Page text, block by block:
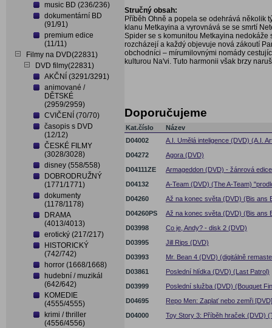
music BD (236/236)
dokumentární BD
(91/91)
premium edice
(11/11)
Filmy na DVD(22831)
DVD filmy(22831)
AKČNÍ (3291/3291)
animované /
DĚTSKÉ
(2959/2959)
CVIČENÍ (70/70)
časopis s DVD
(12/12)
ČESKÉ FILMY
(3028/3028)
disney (558/558)
DOBRODRUŽNÝ
(1771/1771)
dokumenty
(1178/1178)
DRAMA
(4013/4013)
erotický (217/217)
HISTORICKÝ
(742/742)
horror (1668/1668)
hudební / muzikál
(642/642)
KOMEDIE
(4555/4555)
krimi / thriller
(4556/4556)
Stručný obsah:
Příběh Ohně a popela se odehrává několik
klanu Metkayina a vyrovnává se se smrtí
Spider se s komunitou Metkayina
rozcházejí a každý objevuje nová zákoutí
obchodníci – mírumilovnými nomády
kulturou Na'vi. Tuto harmonii však brzy
Doporučujeme
Kat.číslo
Název
D04002
A.I. Umělá inteligence (DVD) (A.I.
D04272
Agora (DVD)
D04111ZE
Armageddon (DVD) - žánrová
D04132
A-Team (DVD) (The A-Team)
D04260
Až na konec světa (DVD) (Bis ans
D04260PS
Až na konec světa (DVD) (Bis ans
D03998
Co je, Andy? - disk 2 (DVD)
D03995
Jill Rips (DVD)
D03993
Mr. Bean 4 (DVD) (digitálně
D03861
Poslední hlídka (DVD) (Last Patrol)
D03999
Poslední služba (DVD) (Bouquet
D04695
Repo Men: Zaplať nebo zemři
D04000
Toy Story 3: Příběh hraček (DVD)